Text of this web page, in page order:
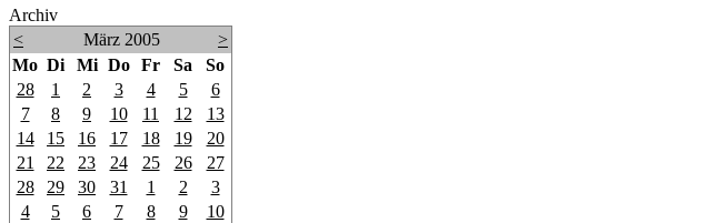
Archiv
<
März 2005
>
Mo Di Mi Do Fr Sa
So
28
1 2 3 4 5
6
7
8 9 10 11 12
13
14
15 16 17 18 19
20
21
22 23 24 25 26
27
28
29 30 31 1 2
3
4
5 6 7 8 9
10